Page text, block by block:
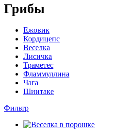
Грибы
Ежовик
Кордицепс
Веселка
Лисичка
Траметес
Фламмуллина
Чага
Шиитаке
Фильтр